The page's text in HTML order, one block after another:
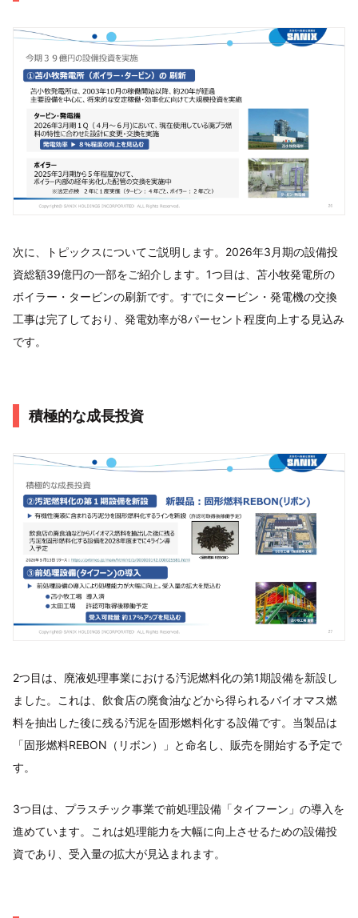
次に、トピックスについてご説明します。2026年3月期の設備投
資総額39億円の一部をご紹介します。1つ目は、苫小牧発電所の
ボイラー・タービンの刷新です。すでにタービン・発電機の交換
工事は完了しており、発電効率が8パーセント程度向上する見込み
です。
積極的な成長投資
2つ目は、廃液処理事業における汚泥燃料化の第1期設備を新設し
ました。これは、飲食店の廃食油などから得られるバイオマス燃
料を抽出した後に残る汚泥を固形燃料化する設備です。当製品は
「固形燃料REBON（リボン）」と命名し、販売を開始する予定で
す。
3つ目は、プラスチック事業で前処理設備「タイフーン」の導入を
進めています。これは処理能力を大幅に向上させるための設備投
資であり、受入量の拡大が見込まれます。